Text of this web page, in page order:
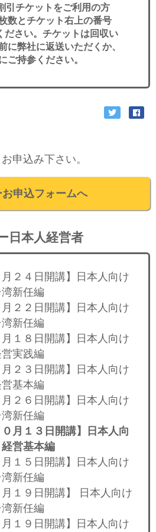
引チケットをご利用の方
数とチケット右上の番号
ださい。チケットは回収い
に弊社に返送いただくか、
ご持参ください。
申込み下さい。
申込フォームへ
日本人経営者
２４日開講】日本人向け
新任編
２２日開講】日本人向け
新任編
１８日開講】日本人向け
実践編
２３日開講】日本人向け
基本編
２６日開講】日本人向け
新任編
０月１３日開講】日本人向
営基本編
１５日開講】日本人向け
新任編
１９日開講】 日本人向け
新任編
１９日開講】日本人向け